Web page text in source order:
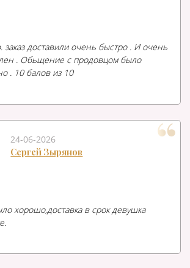
заказ доставили очень быстро . И очень
. Обьщение с продовцом было
. 10 балов из 10
24-06-2026
Сергей Зырянов
хорошо,доставка в срок девушка